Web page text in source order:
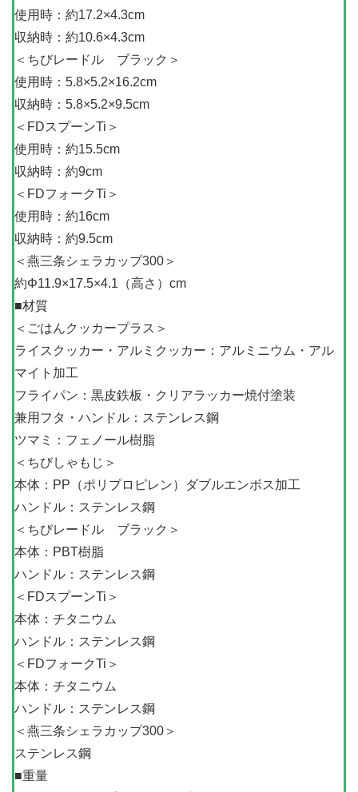
使用時：約17.2×4.3cm
収納時：約10.6×4.3cm
＜ちびレードル ブラック＞
使用時：5.8×5.2×16.2cm
収納時：5.8×5.2×9.5cm
＜FDスプーンTi＞
使用時：約15.5cm
収納時：約9cm
＜FDフォークTi＞
使用時：約16cm
収納時：約9.5cm
＜燕三条シェラカップ300＞
約Φ11.9×17.5×4.1（高さ）cm
■材質
＜ごはんクッカープラス＞
ライスクッカー・アルミクッカー：アルミニウム・アル
マイト加工
フライパン：黒皮鉄板・クリアラッカー焼付塗装
兼用フタ・ハンドル：ステンレス鋼
ツマミ：フェノール樹脂
＜ちびしゃもじ＞
本体：PP（ポリプロピレン）ダブルエンボス加工
ハンドル：ステンレス鋼
＜ちびレードル ブラック＞
本体：PBT樹脂
ハンドル：ステンレス鋼
＜FDスプーンTi＞
本体：チタニウム
ハンドル：ステンレス鋼
＜FDフォークTi＞
本体：チタニウム
ハンドル：ステンレス鋼
＜燕三条シェラカップ300＞
ステンレス鋼
■重量